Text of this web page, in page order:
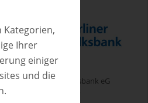
Kategorien,
Ihrer
einiger
und die
Berliner Volksbank eG